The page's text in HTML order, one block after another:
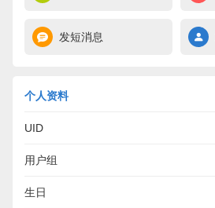
发短消息
个人资料
UID
用户组
生日